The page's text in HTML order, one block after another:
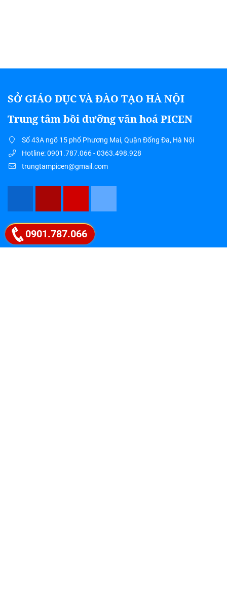
SỞ GIÁO DỤC VÀ ĐÀO TẠO HÀ NỘI
Trung tâm bồi dưỡng văn hoá PICEN
Số 43A ngõ 15 phố Phương Mai, Quận Đống Đa, Hà Nội
Hotline: 0901.787.066 - 0363.498.928
trungtampicen@gmail.com
Google map
0901.787.066